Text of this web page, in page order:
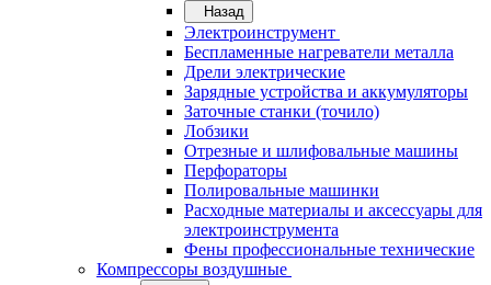
Назад
Электроинструмент
Беспламенные нагреватели металла
Дрели электрические
Зарядные устройства и аккумуляторы
Заточные станки (точило)
Лобзики
Отрезные и шлифовальные машины
Перфораторы
Полировальные машинки
Расходные материалы и аксессуары для
электроинструмента
Фены профессиональные технические
Компрессоры воздушные